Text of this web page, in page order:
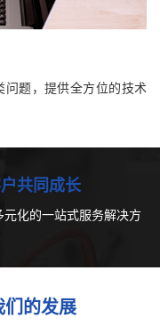
题，提供全方位的技术
共同成长
化的一站式服务解决方
们的发展